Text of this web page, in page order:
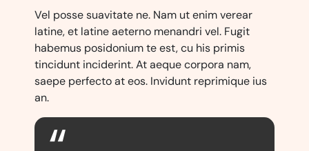
Vel posse suavitate ne. Nam ut enim verear
latine, et latine aeterno menandri vel. Fugit
habemus posidonium te est, cu his primis
tincidunt inciderint. At aeque corpora nam,
saepe perfecto at eos. Invidunt reprimique ius
an.